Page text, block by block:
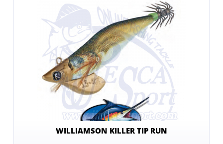
WILLIAMSON KILLER TIP RUN